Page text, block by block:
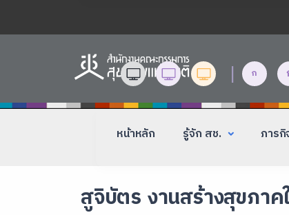
| ก
หน้าหลัก รู้จัก สช. ภารกิ
สูจิบัตร งานสร้างสุขภา